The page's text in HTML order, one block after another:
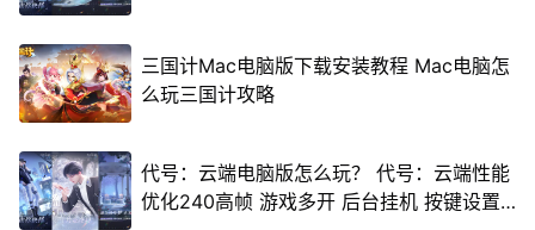
三国计Mac电脑版下载安装教程 Mac电脑怎
么玩三国计攻略
代号：云端电脑版怎么玩？ 代号：云端性能
优化240高帧 游戏多开 后台挂机 按键设置